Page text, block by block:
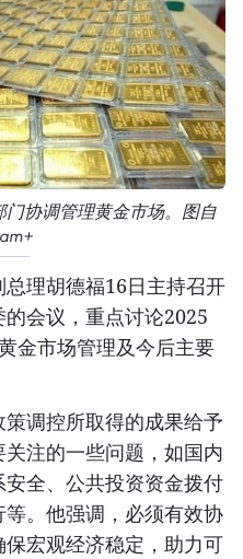
协调管理黄金市场。图自
理胡德福16日主持召开
会议，重点讨论2025
金市场管理及今后主要
调控所取得的成果给予
注的一些问题，如国内
全、公共投资资金拨付
。他强调，必须有效协
宏观经济稳定，助力可